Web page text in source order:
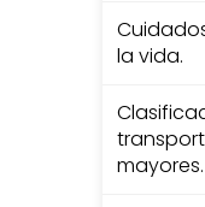
la vida.
mayores.